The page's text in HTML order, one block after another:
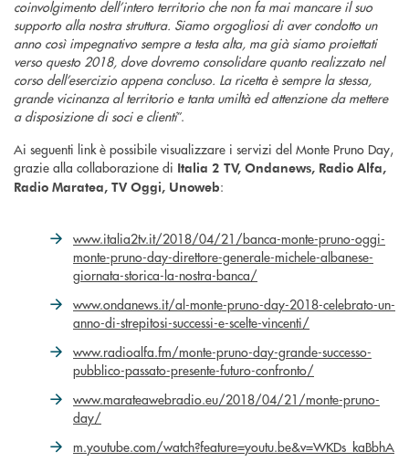
coinvolgimento dell’intero territorio che non fa mai mancare il suo
supporto alla nostra struttura. Siamo orgogliosi di aver condotto un
anno così impegnativo sempre a testa alta, ma già siamo proiettati
verso questo 2018, dove dovremo consolidare quanto realizzato nel
corso dell’esercizio appena concluso. La ricetta è sempre la stessa,
grande vicinanza al territorio e tanta umiltà ed attenzione da mettere
a disposizione di soci e clienti”.
Ai seguenti link è possibile visualizzare i servizi del Monte Pruno Day,
grazie alla collaborazione di Italia 2 TV, Ondanews, Radio Alfa,
Radio Maratea, TV Oggi, Unoweb:
www.italia2tv.it/2018/04/21/banca-monte-pruno-oggi-
monte-pruno-day-direttore-generale-michele-albanese-
giornata-storica-la-nostra-banca/
www.ondanews.it/al-monte-pruno-day-2018-celebrato-un-
anno-di-strepitosi-successi-e-scelte-vincenti/
www.radioalfa.fm/monte-pruno-day-grande-successo-
pubblico-passato-presente-futuro-confronto/
www.marateawebradio.eu/2018/04/21/monte-pruno-
day/
m.youtube.com/watch?feature=youtu.be&v=WKDs_kaBbhA